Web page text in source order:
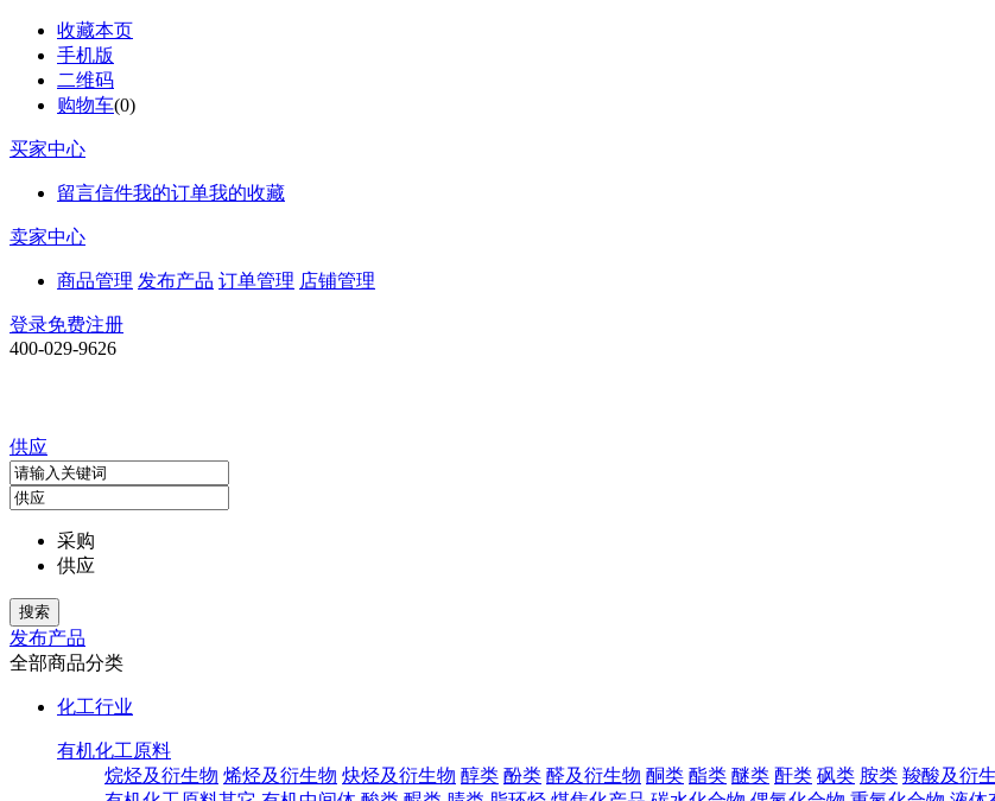
收藏本页
手机版
二维码
购物车(0)
买家中心
留言信件我的订单我的收藏
卖家中心
商品管理 发布产品 订单管理 店铺管理
登录免费注册
400-029-9626
供应
采购
供应
发布产品
全部商品分类
化工行业
有机化工原料
烷烃及衍生物 烯烃及衍生物 炔烃及衍生物 醇类 酚类 醛及衍生物 酮类 酯类 醚类 酐类 砜类 胺类 羧酸及衍